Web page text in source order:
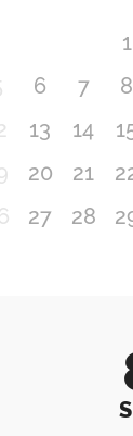
1
6 7 8
13 14
20 21
27 28